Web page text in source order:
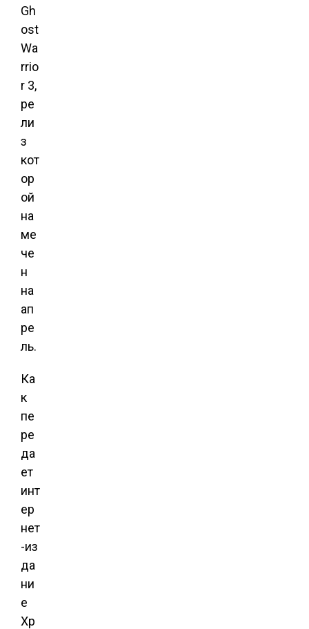
Gh
ost
Wa
rrio
r 3,
ре
ли
з
кот
ор
ой
на
ме
че
н
на
ап
ре
ль.
Ка
к
пе
ре
да
ет
инт
ер
нет
-из
да
ни
е
Хр